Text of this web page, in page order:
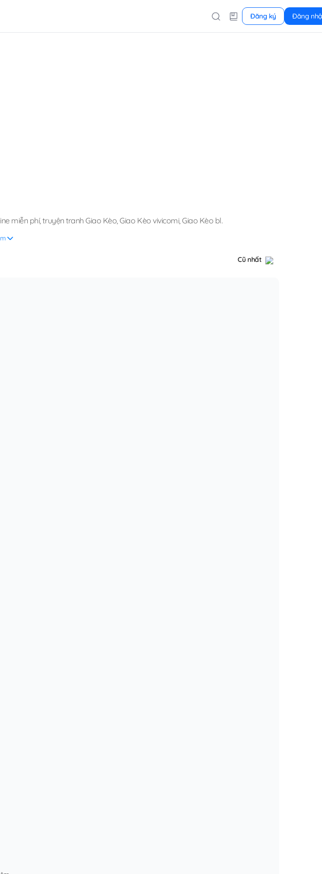
Đăng ký Đăng
miễn phí,truyện tranh Giao Kèo,Giao Kèo vivicomi,Giao Kèo bl.
Cũ nhất